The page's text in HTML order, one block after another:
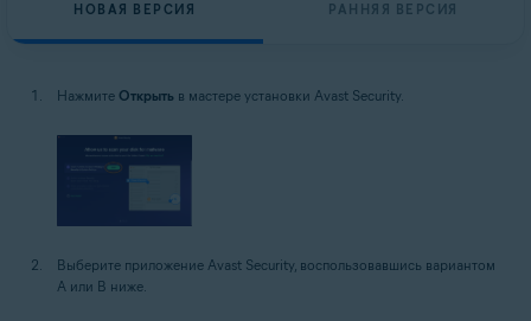
НОВАЯ ВЕРСИЯ
РАННЯЯ ВЕРСИЯ
Нажмите Открыть в мастере установки Avast Security.
Выберите приложение Avast Security, воспользовавшись вариантом
A или B ниже.